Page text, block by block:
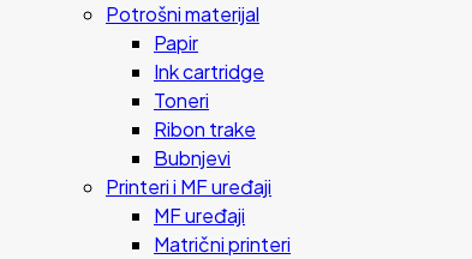
Potrošni materijal
Papir
Ink cartridge
Toneri
Ribon trake
Bubnjevi
Printeri i MF uređaji
MF uređaji
Matrični printeri